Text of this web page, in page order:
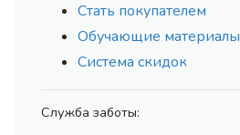
Стать покупателем
Обучающие материалы
Система скидок
Служба заботы: